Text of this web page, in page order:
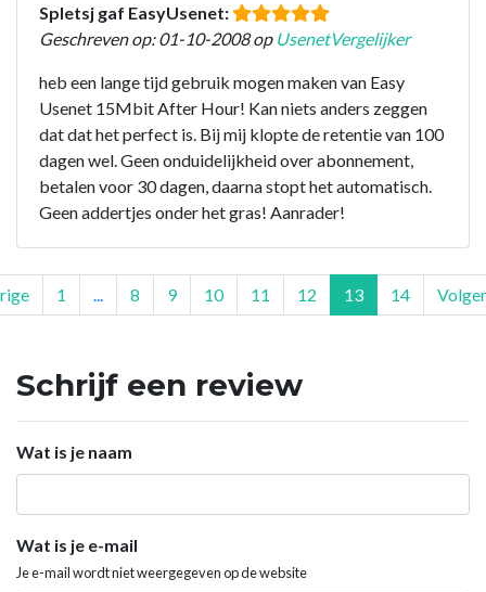
Spletsj gaf EasyUsenet:
Geschreven op: 01-10-2008 op UsenetVergelijker
heb een lange tijd gebruik mogen maken van Easy
Usenet 15Mbit After Hour! Kan niets anders zeggen
dat dat het perfect is. Bij mij klopte de retentie van 100
dagen wel. Geen onduidelijkheid over abonnement,
betalen voor 30 dagen, daarna stopt het automatisch.
Geen addertjes onder het gras! Aanrader!
1 8 9 10 11 12 13 14
Schrijf een review
Wat is je naam
Wat is je e-mail
Je e-mail wordt niet weergegeven op de website